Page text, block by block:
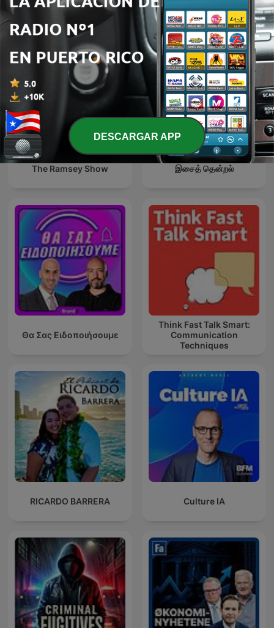
Național București, un
teatru care vorbește cu
tine
The Ramsey Show இசைத் தென்றல்
Θα Σας Ειδοποιήσουμε
Think Fast Talk Smart:
Communication
Techniques
RICARDO BARRERA Culture IA
DESCARGAR APP